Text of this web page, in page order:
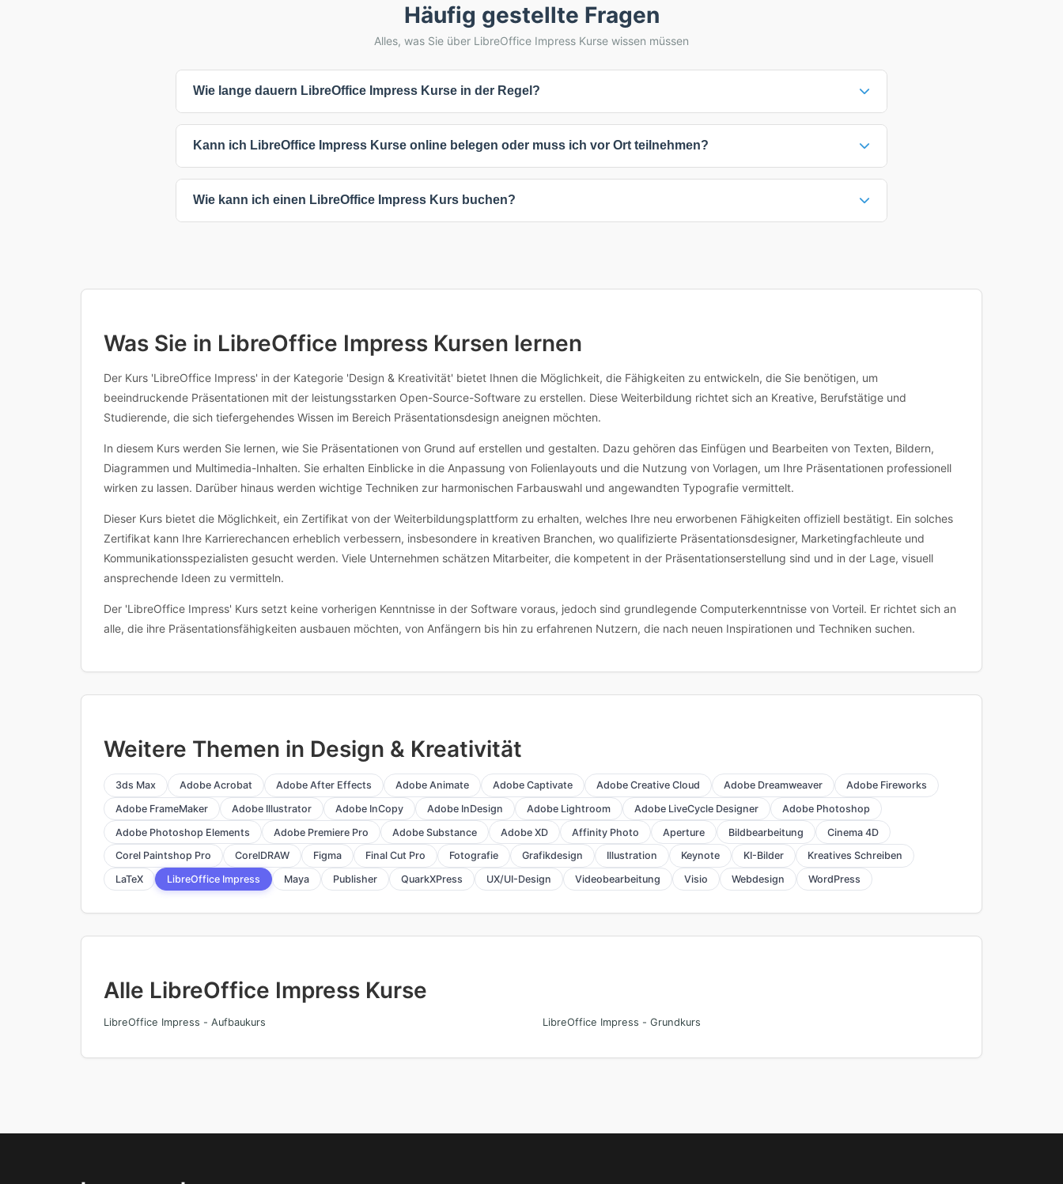
Häufig gestellte Fragen
Alles, was Sie über LibreOffice Impress Kurse wissen müssen
Wie lange dauern LibreOffice Impress Kurse in der Regel?
Kompaktkurse sind oft kürzer, während umfassende Weiterbildungen mehr Zeit in Anspruch nehmen.
Kann ich LibreOffice Impress Kurse online belegen oder muss ich vor Ort teilnehmen?
während Präsenzkurse direkten Austausch ermöglichen. Inhouse-Schulungen können individuell an Ihre Unternehmensbedürfnisse
angepasst werden.
Wie kann ich einen LibreOffice Impress Kurs buchen?
Was Sie in LibreOffice Impress Kursen lernen
Der Kurs 'LibreOffice Impress' in der Kategorie 'Design & Kreativität' bietet Ihnen die Möglichkeit, die Fähigkeiten zu entwickeln, die Sie benötigen, um
beeindruckende Präsentationen mit der leistungsstarken Open-Source-Software zu erstellen. Diese Weiterbildung richtet sich an Kreative, Berufstätige und
Studierende, die sich tiefergehendes Wissen im Bereich Präsentationsdesign aneignen möchten.
In diesem Kurs werden Sie lernen, wie Sie Präsentationen von Grund auf erstellen und gestalten. Dazu gehören das Einfügen und Bearbeiten von Texten, Bildern,
Diagrammen und Multimedia-Inhalten. Sie erhalten Einblicke in die Anpassung von Folienlayouts und die Nutzung von Vorlagen, um Ihre Präsentationen professionell
wirken zu lassen. Darüber hinaus werden wichtige Techniken zur harmonischen Farbauswahl und angewandten Typografie vermittelt.
Dieser Kurs bietet die Möglichkeit, ein Zertifikat von der Weiterbildungsplattform zu erhalten, welches Ihre neu erworbenen Fähigkeiten offiziell bestätigt. Ein solches
Zertifikat kann Ihre Karrierechancen erheblich verbessern, insbesondere in kreativen Branchen, wo qualifizierte Präsentationsdesigner, Marketingfachleute und
Kommunikationsspezialisten gesucht werden. Viele Unternehmen schätzen Mitarbeiter, die kompetent in der Präsentationserstellung sind und in der Lage, visuell
ansprechende Ideen zu vermitteln.
Der 'LibreOffice Impress' Kurs setzt keine vorherigen Kenntnisse in der Software voraus, jedoch sind grundlegende Computerkenntnisse von Vorteil. Er richtet sich an
alle, die ihre Präsentationsfähigkeiten ausbauen möchten, von Anfängern bis hin zu erfahrenen Nutzern, die nach neuen Inspirationen und Techniken suchen.
Weitere Themen in Design & Kreativität
3ds Max Adobe Acrobat Adobe After Effects Adobe Animate Adobe Captivate Adobe Creative Cloud Adobe Dreamweaver
Adobe Fireworks
Adobe FrameMaker
Adobe Illustrator Adobe InCopy Adobe InDesign Adobe Lightroom Adobe LiveCycle Designer
Adobe Photoshop
Adobe Photoshop Elements
Adobe Premiere Pro Adobe Substance Adobe XD Affinity Photo Aperture Bildbearbeitung
Cinema 4D
Corel Paintshop Pro
CorelDRAW Figma Final Cut Pro Fotografie Grafikdesign Illustration Keynote KI-Bilder
Kreatives Schreiben
LaTeX
LibreOffice Impress Maya Publisher QuarkXPress UX/UI-Design Videobearbeitung Visio Webdesign WordPress
Alle LibreOffice Impress Kurse
LibreOffice Impress - Aufbaukurs LibreOffice Impress - Grundkurs